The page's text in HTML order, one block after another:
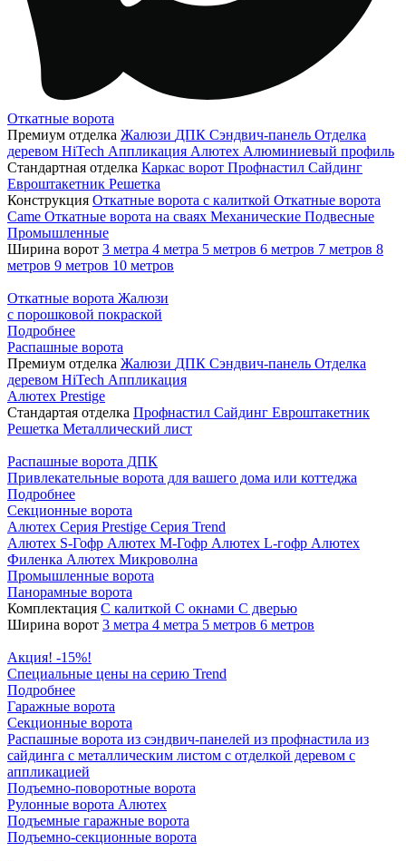
Откатные ворота
Премиум отделка Жалюзи ДПК Сэндвич-панель Отделка
деревом HiTech Аппликация Алютех Алюминиевый профиль
Стандартная отделка Каркас ворот Профнастил Сайдинг
Евроштакетник Решетка
Конструкция Откатные ворота с калиткой Откатные ворота
Came Откатные ворота на сваях Механические Подвесные
Промышленные
Ширина ворот 3 метра 4 метра 5 метров 6 метров 7 метров 8
метров 9 метров 10 метров
Откатные ворота Жалюзи
с порошковой покраской
Подробнее
Распашные ворота
Премиум отделка Жалюзи ДПК Сэндвич-панель Отделка
деревом HiTech Аппликация
Алютех Prestige
Стандартая отделка Профнастил Сайдинг Евроштакетник
Решетка Металлический лист
Распашные ворота ДПК
Привлекательные ворота для вашего дома или коттеджа
Подробнее
Секционные ворота
Алютех Серия Prestige Серия Trend
Алютех S-Гофр Алютех M-Гофр Алютех L-гофр Алютех
Филенка Алютех Микроволна
Промышленные ворота
Панорамные ворота
Комплектация С калиткой С окнами C дверью
Ширина ворот 3 метра 4 метра 5 метров 6 метров
Акция! -15%!
Специальные цены на серию Trend
Подробнее
Гаражные ворота
Секционные ворота
Распашные ворота из сэндвич-панелей из профнастила из
сайдинга с металлическим листом с отделкой деревом с
аппликацией
Подъемно-поворотные ворота
Рулонные ворота Алютех
Подъемные гаражные ворота
Подъемно-секционные ворота